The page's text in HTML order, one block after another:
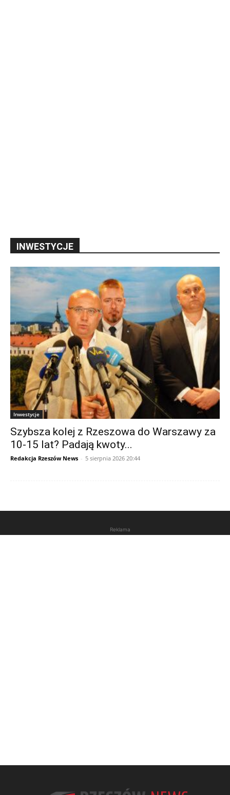
INWESTYCJE
Inwestycje
Szybsza kolej z Rzeszowa do Warszawy za
10-15 lat? Padają kwoty...
Redakcja Rzeszów News - 5 sierpnia 2026 20:44
Reklama